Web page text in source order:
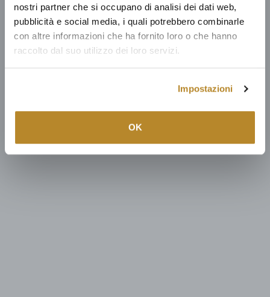
nostri partner che si occupano di analisi dei dati web,
pubblicità e social media, i quali potrebbero combinarle
con altre informazioni che ha fornito loro o che hanno
raccolto dal suo utilizzo dei loro servizi.
Impostazioni
OK